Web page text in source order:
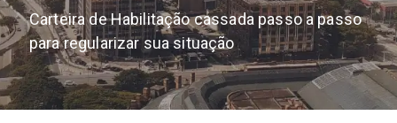
Carteira de Habilitação cassada passo a passo
para regularizar sua situação